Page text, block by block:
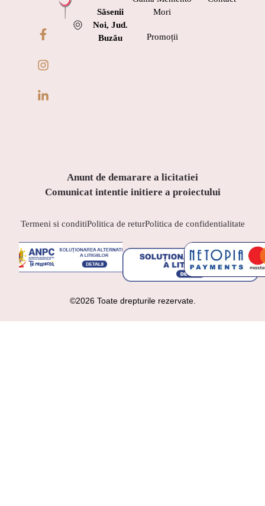
Mori
Promoții
Săsenii
Noi, Jud.
Buzău
Anunt de demarare a licitatiei
Comunicat intentie initiere a proiectului
Termeni si conditiPolitica de returPolitica de confidentialitate
©2026 Toate drepturile rezervate.